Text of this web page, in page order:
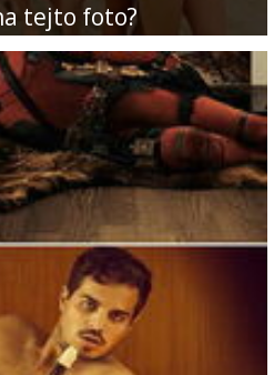
tejto foto?